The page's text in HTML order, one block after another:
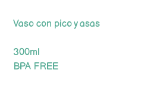
Vaso con pico y asas
300ml
BPA FREE